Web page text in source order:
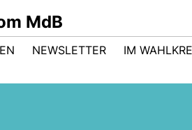
MdB
NEWSLETTER IM